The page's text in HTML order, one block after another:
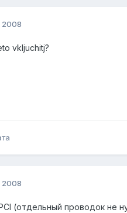
2008
vkljuchitj?
2008
(отдельный проводок не